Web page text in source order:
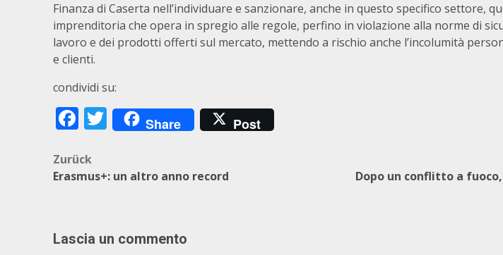
Finanza di Caserta nell’individuare e sanzionare, anche in questo specifico settore,
imprenditoria che opera in spregio alle regole, perfino in violazione alla norme di
lavoro e dei prodotti offerti sul mercato, mettendo a rischio anche l’incolumità
e clienti.
condividi su:
Facebook
Twitter
Share Post
Beitragsnavigation
Zurück
Erasmus+: un altro anno record
Dopo un conflitto a
Lascia un commento